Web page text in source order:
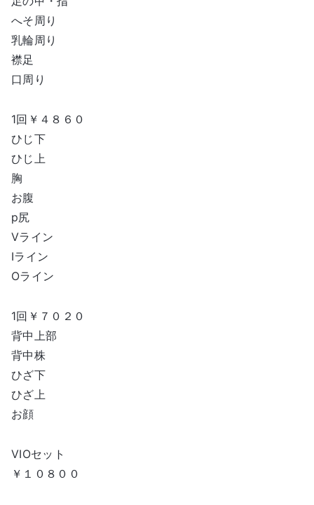
へそ周り
乳輪周り
襟足
口周り
1回￥４８６０
ひじ下
ひじ上
胸
お腹
p尻
Vライン
Iライン
Oライン
1回￥７０２０
背中上部
背中株
ひざ下
ひざ上
お顔
VIOセット
￥１０８００